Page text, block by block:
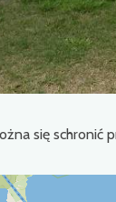
się schronić